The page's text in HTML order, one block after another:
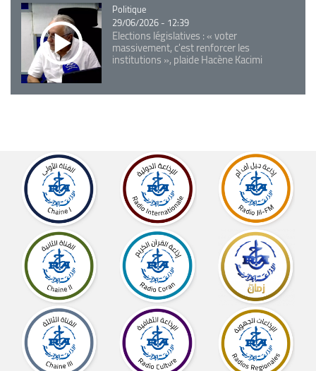
Catégorie
Politique
29/06/2026 - 12:39
Elections législatives : « voter
massivement, c'est renforcer les
institutions », plaide Hacène Kacimi